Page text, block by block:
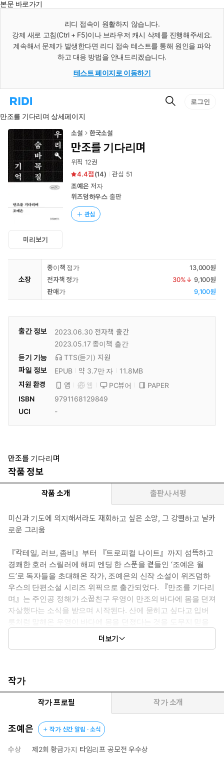
본문 바로가기
리디 접속이 원활하지 않습니다.
강제 새로 고침(Ctrl + F5)이나 브라우저 캐시 삭제를 진행해주세요.
계속해서 문제가 발생한다면 리디 접속 테스트를 통해 원인을 파악
하고 대응 방법을 안내드리겠습니다.
테스트 페이지로 이동하기
리
홈
로
이
동
검
로그인
만조를 기다리며 상세페이지
미리보기
소설 한국소설
만조를 기다리며
위픽 12권
4.4
(14) 관심 51
조예은 저자
위즈덤하우스 출판
관심
소장
종이책 정가
13,000원
전자책 정가
30%↓ 9,100원
판매가
9,100원
출간 정보 2023.06.30 전자책 출간
2023.05.17 종이책 출간
듣기 기능
TTS(듣기) 지원
파일 정보
EPUB 약 3.7만 자
11.8MB
지원 환경
앱 웹 PC뷰어
PAPER
ISBN
9791168129849
UCI
-
만조를 기다리며
작품 정보
작품 소개 출판사 서평
미신과 기도에 의지해서라도 재회하고 싶은 소망, 그 강렬하고 날카
로운 그리움
『칵테일, 러브, 좀비』부터 『트로피컬 나이트』까지 섬뜩하고
경쾌한 호러 스릴러에 해피 엔딩 한 스푼을 곁들인 ‘조예은 월
드’로 독자들을 초대해온 작가, 조예은의 신작 소설이 위즈덤하
우스의 단편소설 시리즈 위픽으로 출간되었다. 『만조를 기다리
며』는 주인공 정해가 소꿉친구 우영이 만조의 바다에 몸을 던져
자살했다는 소식을 받으며 시작된다. 산에 묻히고 싶다고 입버
릇처럼 말해온 우영이 바다에 몸을 던졌다는 것을 도무지 믿을
수 없었던 정해는 우영의 자취를 쫓아 영산교 한복판으로 뛰어든
다. 썰물에 갯벌이 드러나듯, 만조의 검은 바다가 감추고 있던 영
더보기
작가
작가 프로필 작가 소개
조예은 작가 신간 알림 · 소식
수상 제2회 황금가지 타임리프 공모전 우수상